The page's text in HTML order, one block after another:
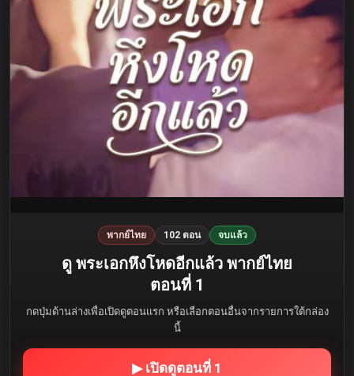
พากย์ไทย 102 ตอน จบแล้ว
ดู พระเอกหึงโหดอีกแล้ว พากย์ไทย
ตอนที่ 1
กดปุ่มด้านล่างเพื่อเปิดดูตอนแรก หรือเลือกตอนอื่นจากรายการใต้กล่อง
นี้
▶ เปิดดูตอนที่ 1